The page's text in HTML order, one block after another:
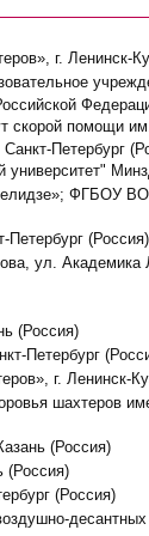
г. Ленинск-
скорой
Петербург
ФГБОУ ВО
(Россия)
ул. Академика
(Россия)
Петербург
г. Ленинск-
шахтеров
(Россия)
(Россия)